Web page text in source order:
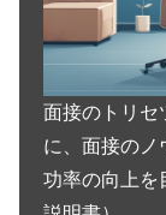
面接のトリセ
に、面接のノ
功率の向上を